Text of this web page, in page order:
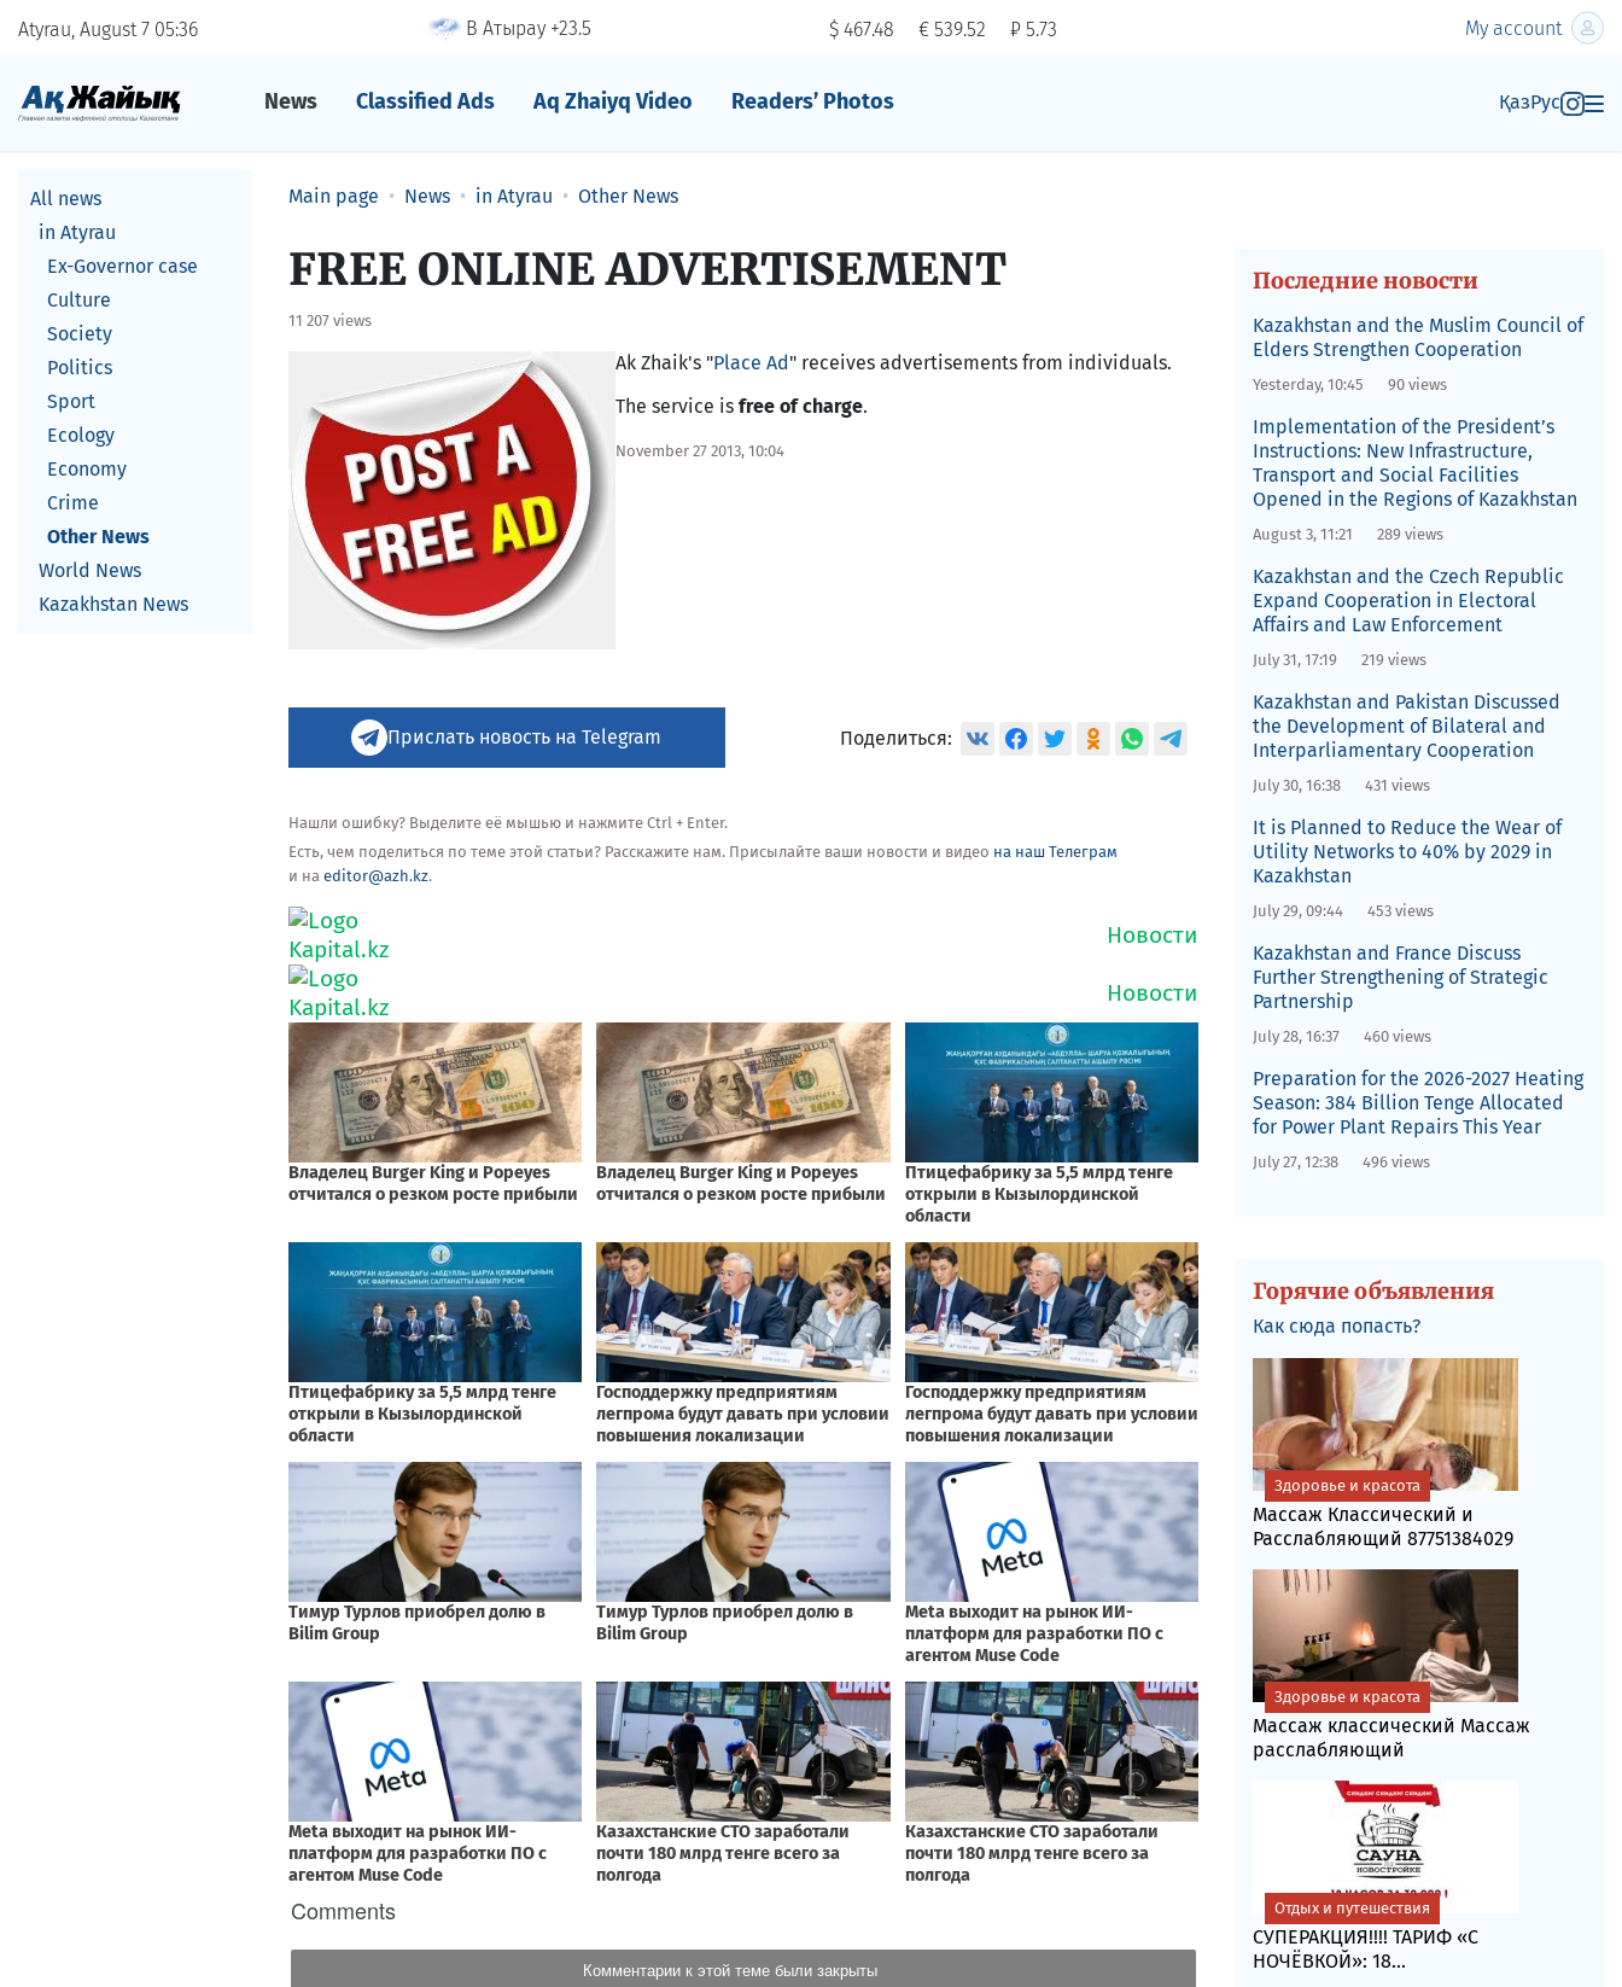
Atyrau, August 7 05 36 В Атырау +23.5 $ 467.48 € 539.52 ₽ 5.73 My account
News Classified Ads Aq Zhaiyq Video Readers’ Photos ҚазРус
All news
in Atyrau
Ex-Governor case
Culture
Society
Politics
Sport
Ecology
Economy
Crime
Other News
World News
Kazakhstan News
Main page News in Atyrau Other News
FREE ONLINE ADVERTISEMENT
11 207 views
Ak Zhaik's "Place Ad" receives advertisements from individuals.
The service is free of charge.
November 27 2013, 10:04
Прислать новость на Telegram Поделиться:
Нашли ошибку? Выделите её мышью и нажмите Ctrl + Enter.
Есть, чем поделиться по теме этой статьи? Расскажите нам. Присылайте ваши новости и видео на наш Телеграм
и на editor@azh.kz.
Comments
Комментарии к этой теме были закрыты
Последние новости
Kazakhstan and the Muslim Council of
Elders Strengthen Cooperation
Yesterday, 10:45 90 views
Implementation of the President’s
Instructions: New Infrastructure,
Transport and Social Facilities
Opened in the Regions of Kazakhstan
August 3, 11:21 289 views
Kazakhstan and the Czech Republic
Expand Cooperation in Electoral
Affairs and Law Enforcement
July 31, 17:19 219 views
Kazakhstan and Pakistan Discussed
the Development of Bilateral and
Interparliamentary Cooperation
July 30, 16:38 431 views
It is Planned to Reduce the Wear of
Utility Networks to 40% by 2029 in
Kazakhstan
July 29, 09:44 453 views
Kazakhstan and France Discuss
Further Strengthening of Strategic
Partnership
July 28, 16:37 460 views
Preparation for the 2026-2027 Heating
Season: 384 Billion Tenge Allocated
for Power Plant Repairs This Year
July 27, 12:38 496 views
Горячие объявления
Как сюда попасть?
Массаж Классический и
Расслабляющий 87751384029
Здоровье и красота
Массаж классический Массаж
расслабляющий
Здоровье и красота
СУПЕРАКЦИЯ!!!! ТАРИФ «C
НОЧЁВКОЙ»: 18...
Отдых и путешествия